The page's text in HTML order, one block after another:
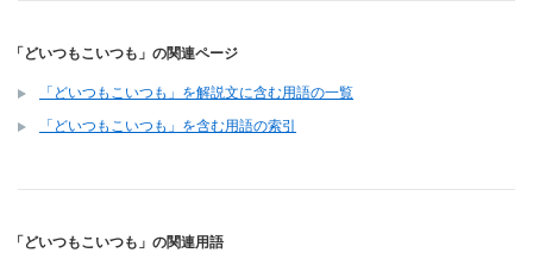
「どいつもこいつも」の関連ページ
「どいつもこいつも」を解説文に含む用語の一覧
「どいつもこいつも」を含む用語の索引
「どいつもこいつも」の関連用語